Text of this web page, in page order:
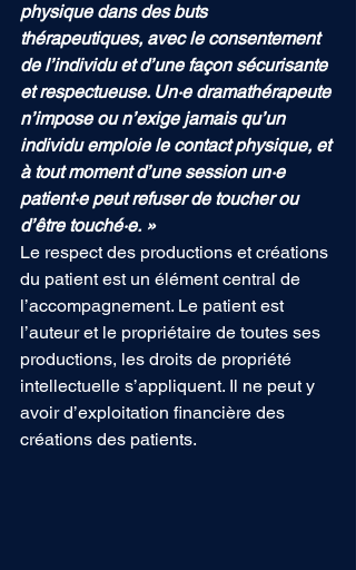
physique dans des buts
thérapeutiques, avec le consentement
de l’individu et d’une façon sécurisante
et respectueuse. Un·e dramathérapeute
n’impose ou n’exige jamais qu’un
individu emploie le contact physique, et
à tout moment d’une session un·e
patient·e peut refuser de toucher ou
d’être touché·e. »
Le respect des productions et créations
du patient est un élément central de
l’accompagnement. Le patient est
l’auteur et le propriétaire de toutes ses
productions, les droits de propriété
intellectuelle s’appliquent. Il ne peut y
avoir d’exploitation financière des
créations des patients.